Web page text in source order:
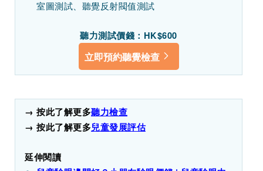
室圖測試、聽覺反射閥值測試
聽力測試價錢：HK$600
立即預約聽覺檢查
→ 按此了解更多聽力檢查
→ 按此了解更多兒童發展評估
延伸閱讀